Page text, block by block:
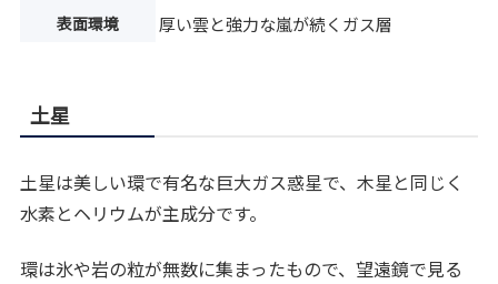
表面環境 厚い雲と強力な嵐が続くガス層
土星
土星は美しい環で有名な巨大ガス惑星で、木星と同じく
水素とヘリウムが主成分です。
環は氷や岩の粒が無数に集まったもので、望遠鏡で見る